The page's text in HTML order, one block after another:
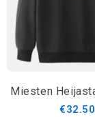
€32.50